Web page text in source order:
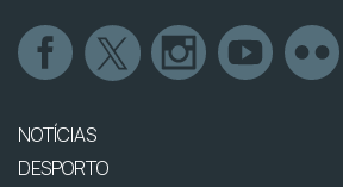
NOTÍCIAS
DESPORTO